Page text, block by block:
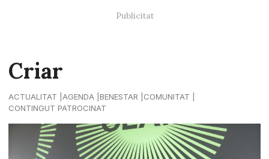
Criar
ACTUALITAT AGENDA BENESTAR
COMUNITAT
CONTINGUT PATROCINAT